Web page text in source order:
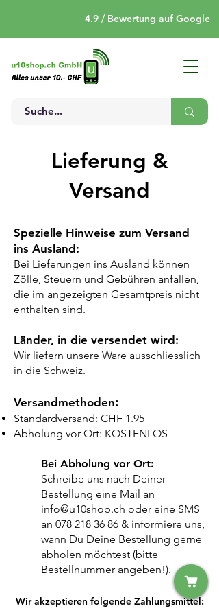
4.9 / Bewertung auf Google
Lieferung &
Versand
Spezielle Hinweise zum Versand
ins Ausland:
Bei Lieferungen ins Ausland können
Zölle, Steuern und Gebühren anfallen,
die im angezeigten Gesamtpreis nicht
enthalten sind.
Länder, in die versendet wird:
Wir liefern unsere Ware ausschliesslich
in die Schweiz.
Versandmethoden:
Standardversand: CHF 1.95
Abholung vor Ort: KOSTENLOS
Bei Abholung vor Ort:
Schreibe uns nach Deiner
Bestellung eine Mail an
info@u10shop.ch oder eine SMS
an 078 218 36 86 & informiere uns,
wann Du Deine Bestellung gerne
abholen möchtest (bitte
Bestellnummer angeben!).
Wir akzeptieren folgende Zahlungsmittel: